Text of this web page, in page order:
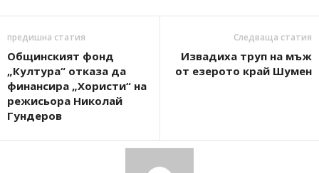
предишна статия
Общинският фонд
„Култура“ отказа да
финансира „Хористи“ на
режисьора Николай
Гундеров
Следваща статия
Извадиха труп на мъж
от езерото край Шумен